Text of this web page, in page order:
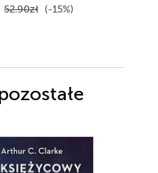
52.90zł (-15%)